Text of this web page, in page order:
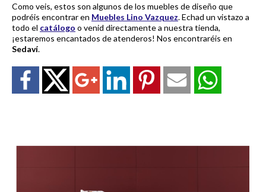
Como veis, estos son algunos de los muebles de diseño que
podréis encontrar en Muebles Lino Vazquez. Echad un vistazo a
todo el catálogo o venid directamente a nuestra tienda,
¡estaremos encantados de atenderos! Nos encontraréis en
Sedaví.